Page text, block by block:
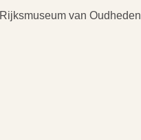
Rijksmuseum van Oudheden